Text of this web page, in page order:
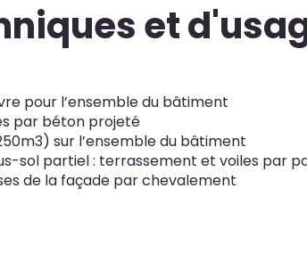
et
pour l’ensemble du bâtiment
par béton projeté
sur l’ensemble du bâtiment
sol partiel : terrassement et voiles par
de la façade par chevalement